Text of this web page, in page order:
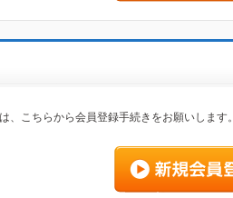
こちらから会員登録手続きをお願いします。